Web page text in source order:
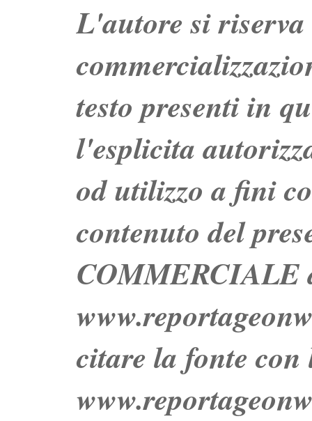
L'autore si
testo presenti in
l'esplicita
od utilizzo a fini
contenuto del
COMMERCIALE
citare la fonte